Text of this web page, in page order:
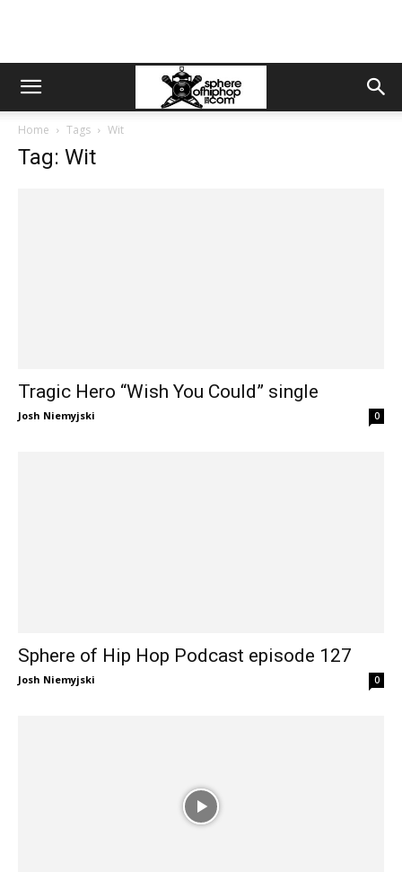
Home Tags Wit
Tag: Wit
Tragic Hero “Wish You Could” single
Josh Niemyjski 0
Sphere of Hip Hop Podcast episode 127
Josh Niemyjski 0